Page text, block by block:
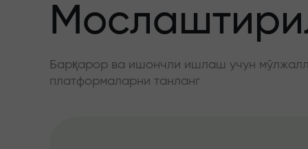
Барқарор ва ишончли ишлаш учун
платформаларни танланг